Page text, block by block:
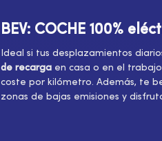
BEV: COCHE 100%
Ideal si tus desplazamientos
de recargaen casa o en el trabajo.
coste por kilómetro. Además, te
zonas de bajas emisiones y